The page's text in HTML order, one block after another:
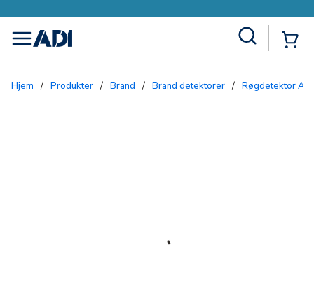
menu
Hjem / Produkter / Brand / Brand detektorer / Røgdetektor